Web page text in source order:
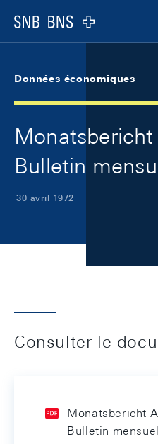
Logo
Données économiques
Bulletin
30 avril 1972
Consulter le
Monatsbericht
Bulletin